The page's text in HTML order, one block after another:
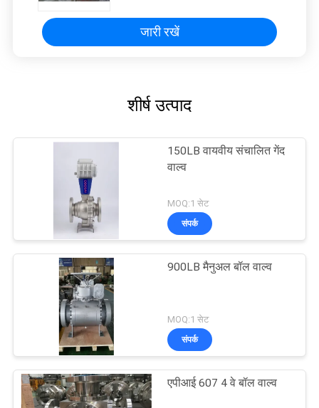
जारी रखें
शीर्ष उत्पाद
150LB वायवीय संचालित गेंद
वाल्व
MOQ:1 सेट
संपर्क
900LB मैनुअल बॉल वाल्व
MOQ:1 सेट
संपर्क
एपीआई 607 4 वे बॉल वाल्व